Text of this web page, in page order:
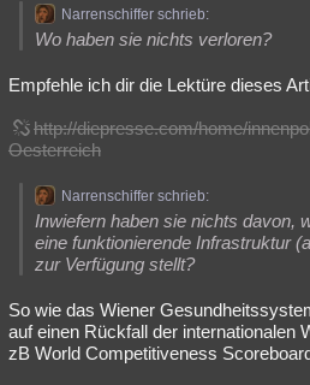
Narrenschiffer schrieb:
Wo haben sie nichts verloren?
Empfehle ich dir die Lektüre dieses
http://diepresse.com/home/
Oesterreich
Narrenschiffer schrieb:
Inwiefern haben sie nichts davon,
eine funktionierende Infrastruktur
zur Verfügung stellt?
So wie das Wiener
auf einen Rückfall der internationalen
zB World Competitiveness